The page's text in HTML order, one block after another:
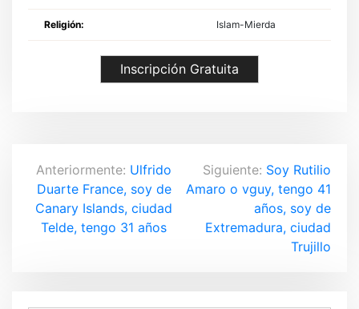
Religión: Islam-Mierda
Inscripción Gratuita
N
a
v
Anteriormente: Ulfrido
Duarte France, soy de
Canary Islands, ciudad
Telde, tengo 31 años
Siguiente: Soy Rutilio
Amaro o vguy, tengo 41
años, soy de
Extremadura, ciudad
Trujillo